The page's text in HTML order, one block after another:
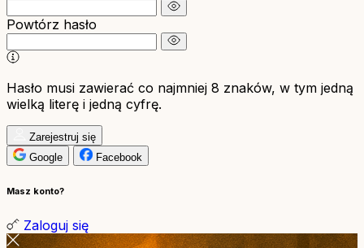
Powtórz hasło
Hasło musi zawierać co najmniej 8 znaków, w tym jedną
wielką literę i jedną cyfrę.
Zarejestruj się
Google
Facebook
Masz konto?
Zaloguj się